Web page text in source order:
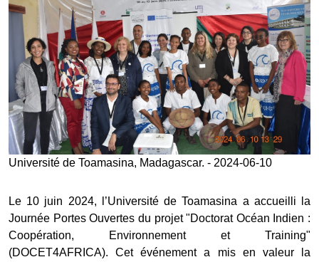
Université de Toamasina, Madagascar. - 2024-06-10
Le 10 juin 2024, l’Université de Toamasina a accueilli la
Journée Portes Ouvertes du projet "Doctorat Océan Indien :
Coopération, Environnement et Training"
(DOCET4AFRICA). Cet événement a mis en valeur la